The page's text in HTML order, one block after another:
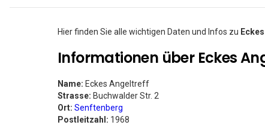
Hier finden Sie alle wichtigen Daten und Infos zu
Informationen über Eckes
Name: Eckes Angeltreff
Strasse: Buchwalder Str. 2
Ort: Senftenberg
Postleitzahl: 1968